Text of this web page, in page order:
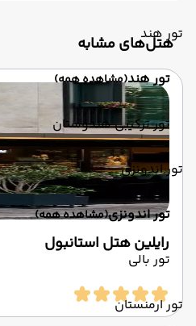
تور هند
تور هند(مشاهده همه)
تور ترکیبی هندوستان
تور اندونزی
تور اندونزی(مشاهده همه)
تور بالی
تور ارمنستان
‌هتل‌های مشابه
رایلین هتل استانبول